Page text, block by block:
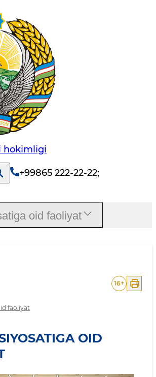
hokimligi
+99865 222-22-22;
faoliyat
16+
OID
oid faoliyat